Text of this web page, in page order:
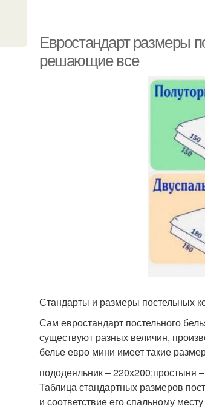
Евростандарт размеры
решающие все
Стандарты и размеры постельных
Сам евростандарт постельного
существуют разных величин,
белье евро мини имеет такие
пододеяльник – 220х200;простыня
Таблица стандартных размеров
и соответствие его спальному месту